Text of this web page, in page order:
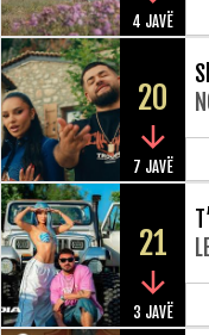
4 JAVË
20
7 JAVË
21
3 JAVË